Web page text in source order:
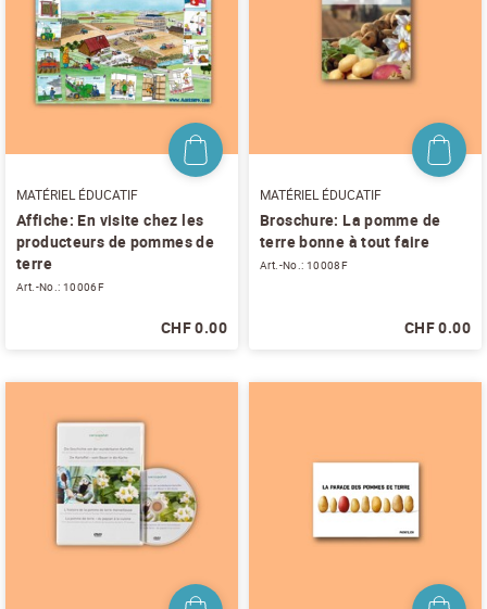
TRENDS & GADGETS
MATÉRIEL ÉDUCATIF POUR GASTRO
Affiche: En visite chez les
producteurs de pommes de
terre
Art.-No.: 10006F
MATÉRIEL ÉDUCATIF
CHF 0.00
Broschure: La pomme de
terre bonne à tout faire
Art.-No.: 10008F
MATÉRIEL ÉDUCATIF
CHF 0.00
NEWSLETTER
Inscrivez-vous et recevez 12 fois par an les
TITRE
Veuillez choisir...
EMAIL*